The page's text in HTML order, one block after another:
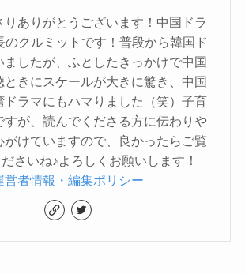
りありがとうございます！中国ドラ
のクルミットです！普段から韓国ド
ましたが、ふとしたきっかけで中国
ときにスケールが大きに驚き、中国
ドラマにもハマりました（笑）子育
すが、読んでくださる方に伝わりや
がけていますので、良かったらご覧
さいね♪よろしくお願いします！
営者情報・編集ポリシー